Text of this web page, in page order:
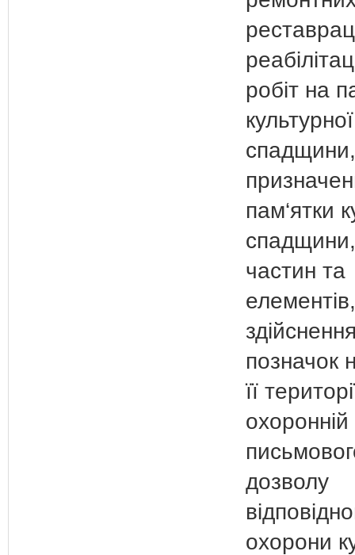
робіт на
культурної
пам‘ятки
спадщини,
частин та
елементів,
позначок
її
охоронній
дозволу
охорони